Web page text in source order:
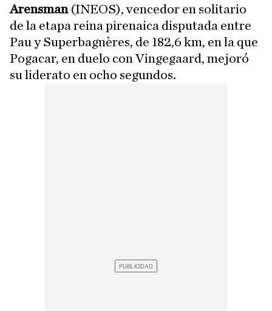
Arensman(INEOS), vencedor en solitario
de la etapa reina pirenaica disputada entre
Pau y Superbagnères, de 182,6 km, en la que
Pogacar, en duelo con Vingegaard, mejoró
su liderato en ocho segundos.